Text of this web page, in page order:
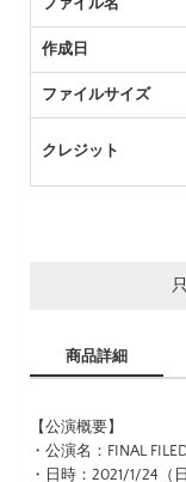
ファイル名
作成日
ファイルサイズ
クレジット
商品詳細
【公演概要】
・公演名：FINAL
・日時：2021/1/24（